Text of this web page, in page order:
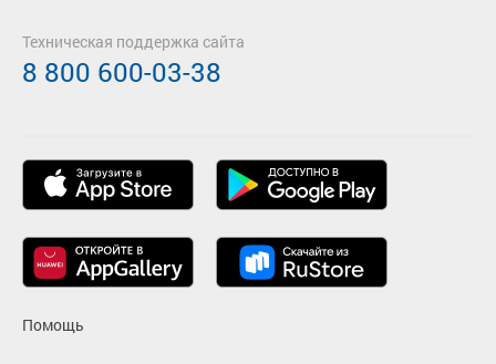
Помощь
Техническая поддержка сайта
8 800 600-03-38